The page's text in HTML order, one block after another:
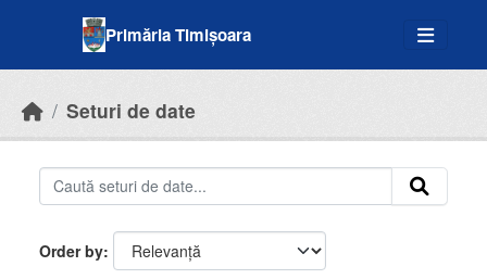
Primăria Timișoara
Seturi de date
Order by